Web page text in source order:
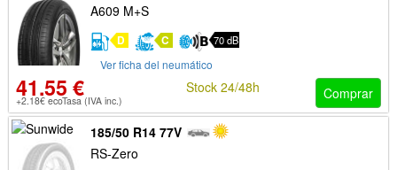
A609 M+S
D C 70 dB
Ver ficha del neumático
41.55 €
+2.18€ ecoTasa (IVA inc.) Comprar
Stock 24/48h
185/50 R14 77V
RS-Zero